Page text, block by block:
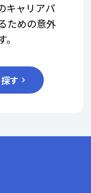
キャリアパ
ための意外
す